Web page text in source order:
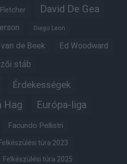
David De Gea
Diego Leon
de Beek Ed Woodward
stáb
Érdekességek
Hag Európa-liga
Facundo Pellistri
Felkészülési túra 2023
Felkészülési túra 2025